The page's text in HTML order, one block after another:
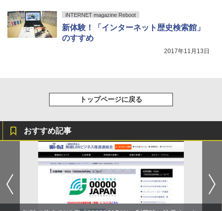
iNTERNET magazine Reboot
新体験！「インターネット歴史検索館」
のすすめ
2017年11月13日
トップページに戻る
おすすめ記事